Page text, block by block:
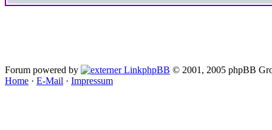
Forum powered by phpBB © 2001, 2005 phpBB
Home · E-Mail · Impressum